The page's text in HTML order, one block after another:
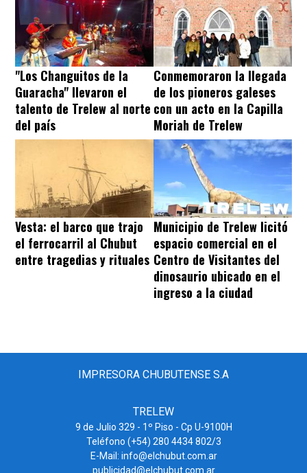
"Los Changuitos de la
Guaracha" llevaron el
talento de Trelew al norte
del país
Conmemoraron la llegada
de los pioneros galeses
con un acto en la Capilla
Moriah de Trelew
Vesta: el barco que trajo
el ferrocarril al Chubut
entre tragedias y rituales
Municipio de Trelew licitó
espacio comercial en el
Centro de Visitantes del
dinosaurio ubicado en el
ingreso a la ciudad
IMPRESORA CHUBUTENSE S.A
TRELEW
9 de Julio 329 - 1º Piso - Cp U-9100H
Teléfono (+54) 280 4434 802/3
E-Mail: info@elchubut.com.ar
publicidad@elchubut.com.ar